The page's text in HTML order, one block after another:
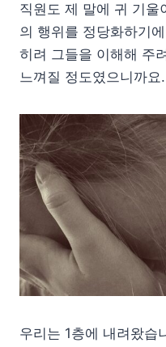
직원도 제 말에 귀 기울
의 행위를 정당화하기
히려 그들을 이해해 주
느껴질 정도였으니까요.
우리는 1층에 내려왔습